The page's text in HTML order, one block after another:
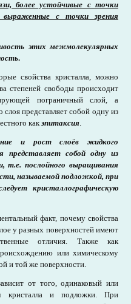
более устойчивые с точки
выраженные с точки зрения
этих межмолекулярных
.
свойства кристалла, можно
степеней свободы происходит
пограничный слой, а
представляет собой одну из
какэпитаксия.
и рост слоёв жидкого
представляет собой одну из
т.е. послойного выращивания
называемой подложкой, при
кристаллографическую
факт, почему свойства
у разных поверхностей имеют
отличия. Также как
или химическому
и той же поверхности.
от того, одинаковый или
кристалла и подложки. При